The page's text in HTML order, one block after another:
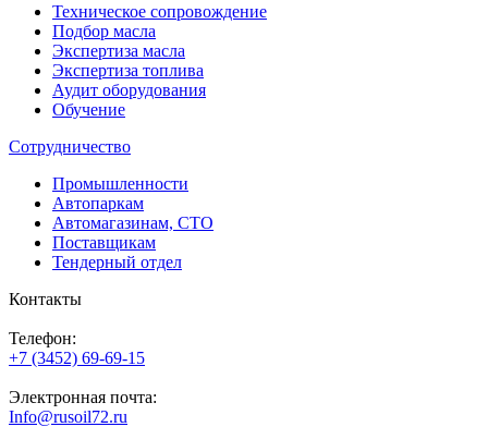
Техническое сопровождение
Подбор масла
Экспертиза масла
Экспертиза топлива
Аудит оборудования
Обучение
Сотрудничество
Промышленности
Автопаркам
Автомагазинам, СТО
Поставщикам
Тендерный отдел
Контакты
Телефон:
+7 (3452) 69-69-15
Электронная почта:
Info@rusoil72.ru